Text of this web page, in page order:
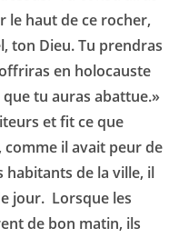
le haut de ce rocher,
ton Dieu. Tu prendras
en holocauste
tu auras abattue.»
et fit ce que
comme il avait peur de
habitants de la ville, il
jour. Lorsque les
de bon matin, ils